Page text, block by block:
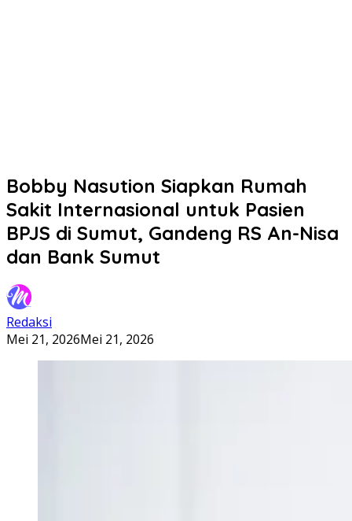
Bobby Nasution Siapkan Rumah
Sakit Internasional untuk Pasien
BPJS di Sumut, Gandeng RS An-Nisa
dan Bank Sumut
Redaksi
Mei 21, 2026Mei 21, 2026